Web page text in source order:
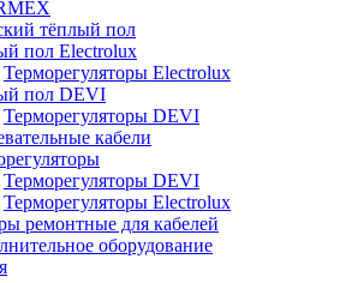
тёплый пол
пол Electrolux
Терморегуляторы Electrolux
пол DEVI
Терморегуляторы DEVI
кабели
Терморегуляторы DEVI
Терморегуляторы Electrolux
ремонтные для кабелей
оборудование